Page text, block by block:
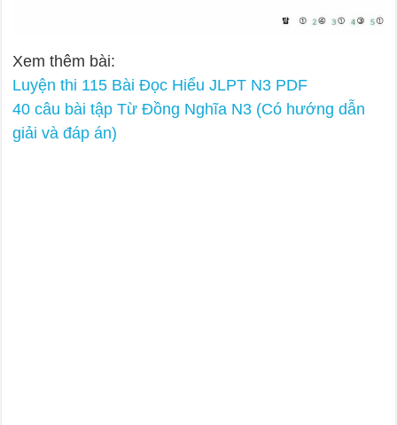
Xem thêm bài:
Luyện thi 115 Bài Đọc Hiểu JLPT N3 PDF
40 câu bài tập Từ Đồng Nghĩa N3 (Có hướng dẫn
giải và đáp án)